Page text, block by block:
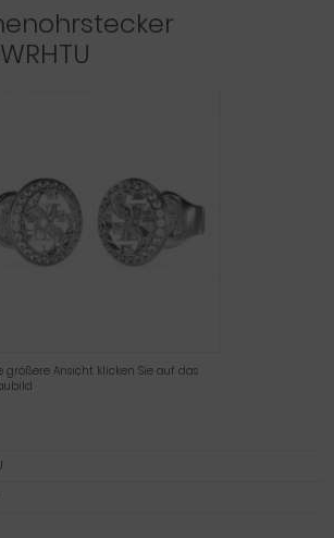
größere Ansicht klicken Sie auf das